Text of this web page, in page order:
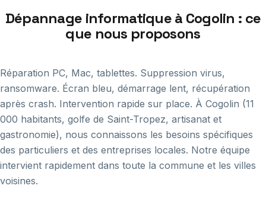
Dépannage informatique à Cogolin : ce
que nous proposons
Réparation PC, Mac, tablettes. Suppression virus,
ransomware. Écran bleu, démarrage lent, récupération
après crash. Intervention rapide sur place. À Cogolin (11
000 habitants, golfe de Saint-Tropez, artisanat et
gastronomie), nous connaissons les besoins spécifiques
des particuliers et des entreprises locales. Notre équipe
intervient rapidement dans toute la commune et les villes
voisines.